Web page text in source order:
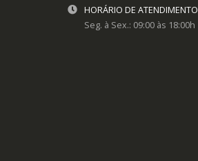
HORÁRIO DE ATENDIMENTO
Seg. à Sex.: 09:00 às 18:00h